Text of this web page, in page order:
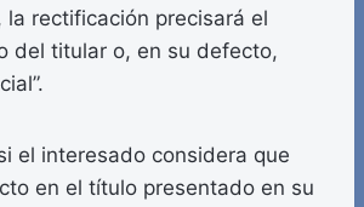
la rectificación precisará el
del titular o, en su defecto,
el interesado considera que
en el título presentado en su